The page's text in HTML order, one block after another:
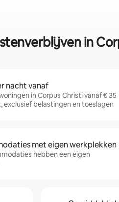
in
nacht vanaf
in Corpus Christi vanaf € 35
exclusief belastingen en toeslagen
met eigen werkplekken
hebben een eigen